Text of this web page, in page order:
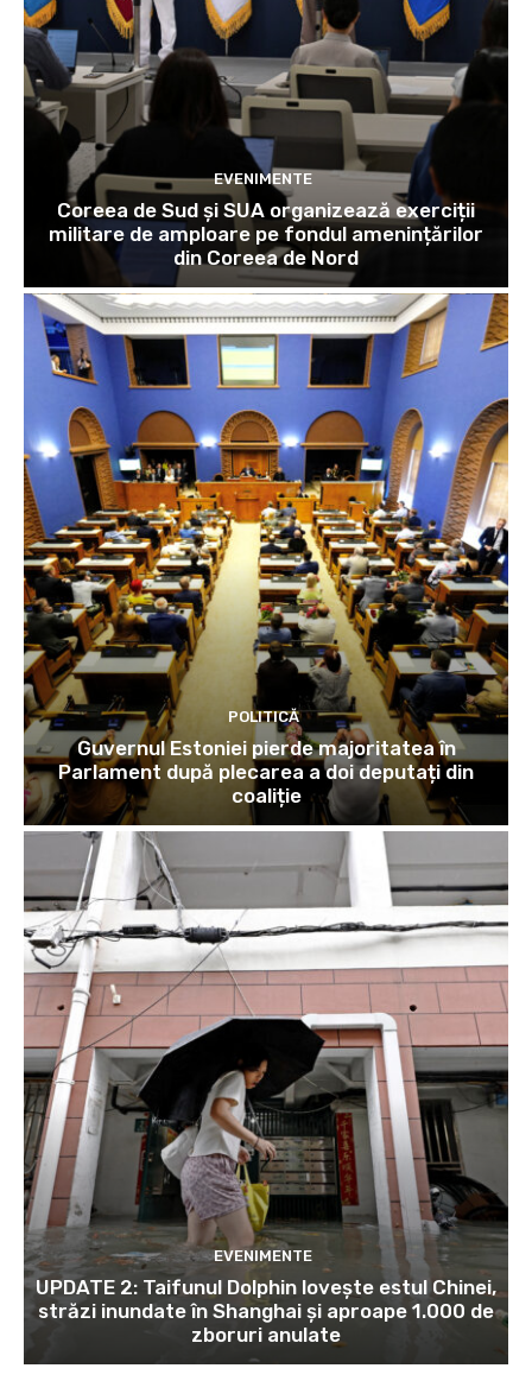
EVENIMENTE
Coreea de Sud și SUA organizează exerciții
militare de amploare pe fondul amenințărilor
din Coreea de Nord
POLITICĂ
Guvernul Estoniei pierde majoritatea în
Parlament după plecarea a doi deputați din
coaliție
EVENIMENTE
UPDATE 2: Taifunul Dolphin lovește estul Chinei,
străzi inundate în Shanghai și aproape 1.000 de
zboruri anulate